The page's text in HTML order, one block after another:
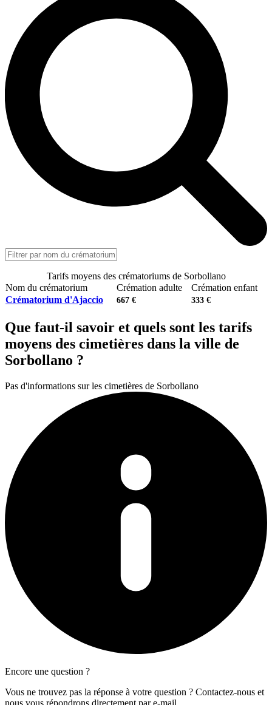
Tarifs moyens des crématoriums de Sorbollano
Nom du crématorium
Crémation adulte
Crémation enfant
Crématorium d'Ajaccio
667 € 333 €
Que faut-il savoir et quels sont les tarifs
moyens des cimetières dans la ville de
Sorbollano ?
Pas d'informations sur les cimetières de Sorbollano
Encore une question ?
Vous ne trouvez pas la réponse à votre question ? Contactez-nous et
nous vous répondrons directement par e-mail